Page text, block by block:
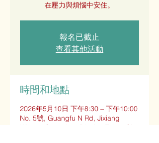
在壓力與煩惱中安住。
報名已截止
查看其他活動
時間和地點
2026年5月10日 下午8:30 – 下午10:00
No. 5號, Guangfu N Rd, Jixiang
Village, Songshan District, Taipei City,